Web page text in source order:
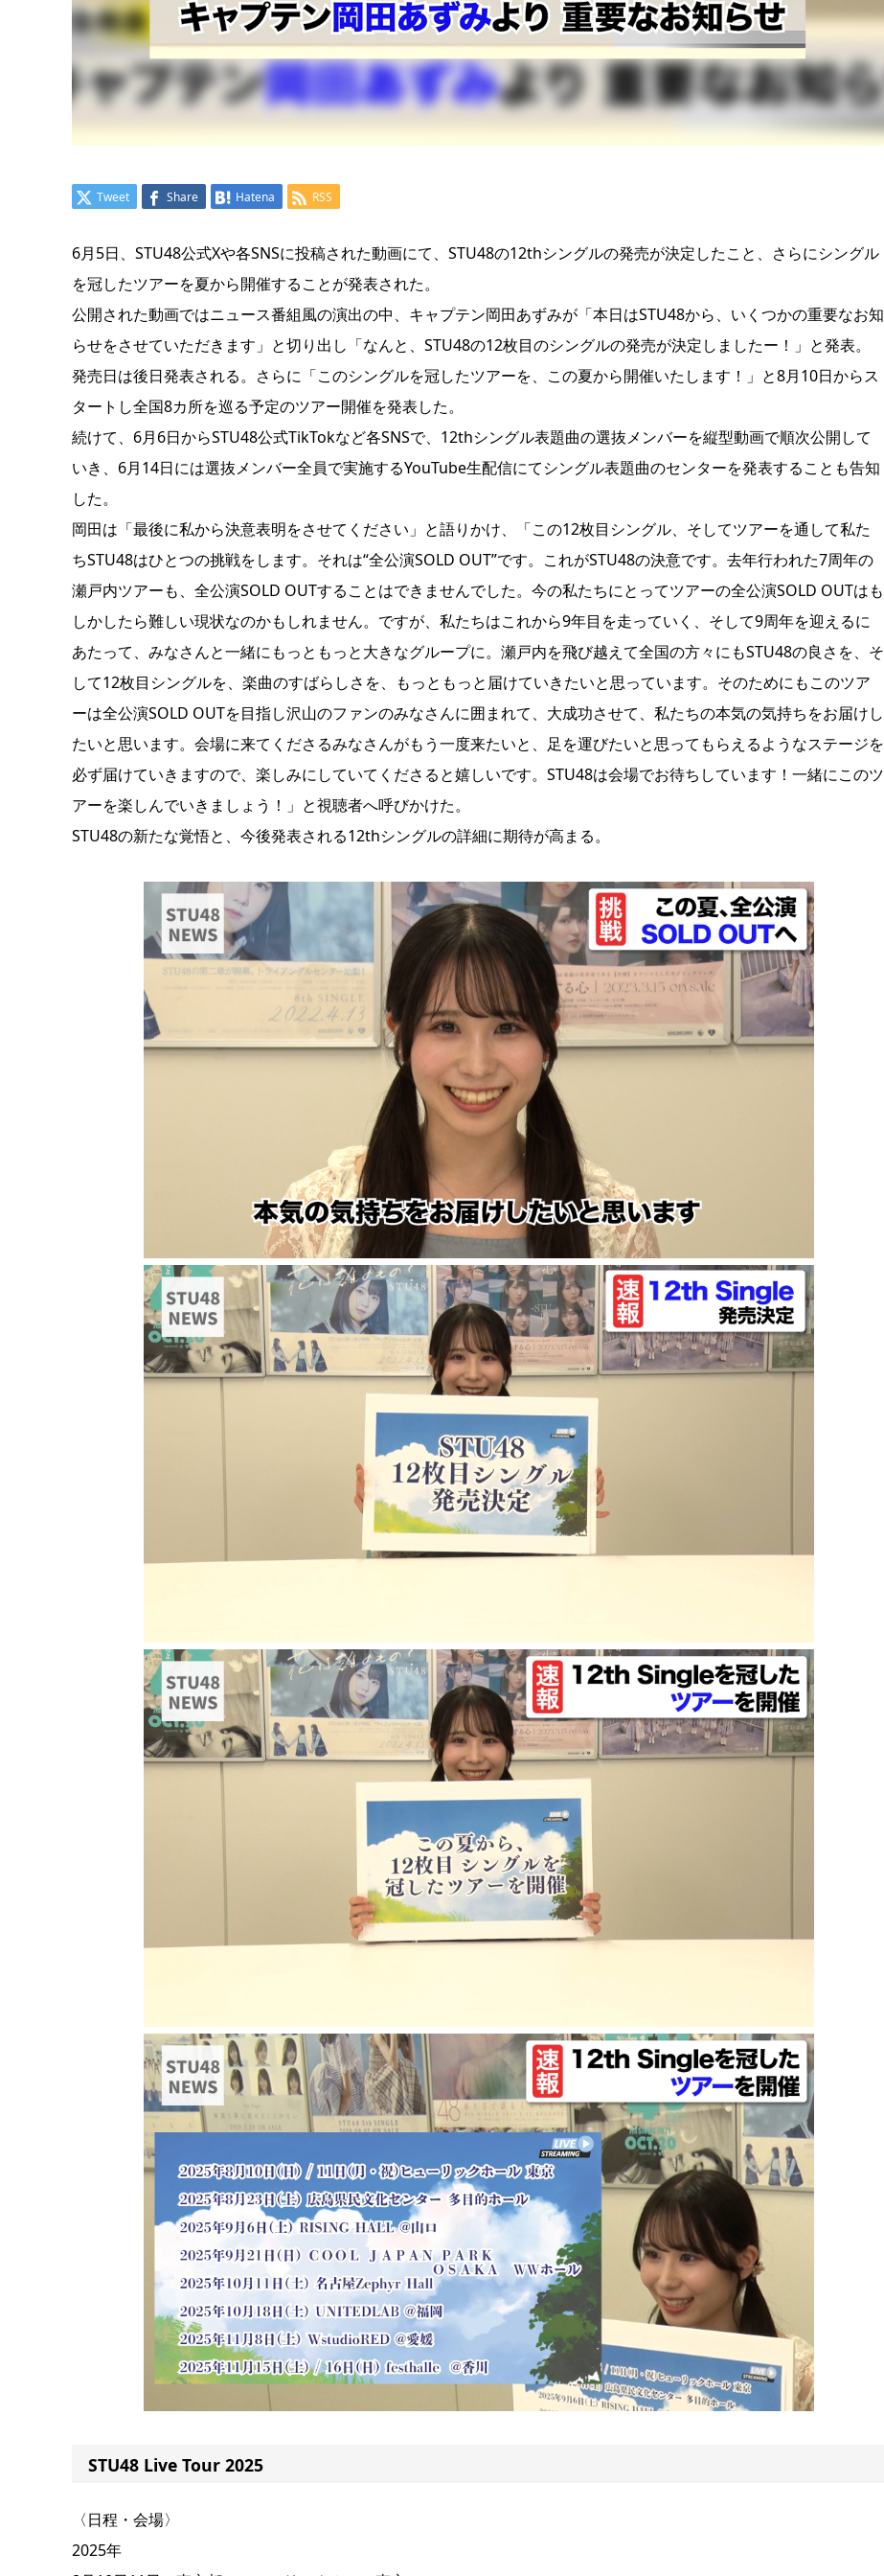
Tweet Share Hatena RSS
6月5日、STU48公式Xや各SNSに投稿された動画にて、STU48の12thシングルの発売が決定したこと、さらにシングル
を冠したツアーを夏から開催することが発表された。
公開された動画ではニュース番組風の演出の中、キャプテン岡田あずみが「本日はSTU48から、いくつかの重要なお知
らせをさせていただきます」と切り出し「なんと、STU48の12枚目のシングルの発売が決定しましたー！」と発表。
発売日は後日発表される。さらに「このシングルを冠したツアーを、この夏から開催いたします！」と8月10日からス
タートし全国8カ所を巡る予定のツアー開催を発表した。
続けて、6月6日からSTU48公式TikTokなど各SNSで、12thシングル表題曲の選抜メンバーを縦型動画で順次公開して
いき、6月14日には選抜メンバー全員で実施するYouTube生配信にてシングル表題曲のセンターを発表することも告知
した。
岡田は「最後に私から決意表明をさせてください」と語りかけ、「この12枚目シングル、そしてツアーを通して私た
ちSTU48はひとつの挑戦をします。それは“全公演SOLD OUT”です。これがSTU48の決意です。去年行われた7周年の
瀬戸内ツアーも、全公演SOLD OUTすることはできませんでした。今の私たちにとってツアーの全公演SOLD OUTはも
しかしたら難しい現状なのかもしれません。ですが、私たちはこれから9年目を走っていく、そして9周年を迎えるに
あたって、みなさんと一緒にもっともっと大きなグループに。瀬戸内を飛び越えて全国の方々にもSTU48の良さを、そ
して12枚目シングルを、楽曲のすばらしさを、もっともっと届けていきたいと思っています。そのためにもこのツア
ーは全公演SOLD OUTを目指し沢山のファンのみなさんに囲まれて、大成功させて、私たちの本気の気持ちをお届けし
たいと思います。会場に来てくださるみなさんがもう一度来たいと、足を運びたいと思ってもらえるようなステージを
必ず届けていきますので、楽しみにしていてくださると嬉しいです。STU48は会場でお待ちしています！一緒にこのツ
アーを楽しんでいきましょう！」と視聴者へ呼びかけた。
STU48の新たな覚悟と、今後発表される12thシングルの詳細に期待が高まる。
STU48 Live Tour 2025
〈日程・会場〉
2025年